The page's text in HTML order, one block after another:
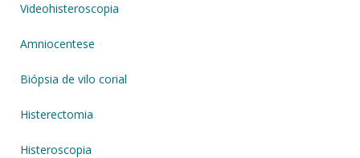
Videohisteroscopia
Amniocentese
Biópsia de vilo corial
Histerectomia
Histeroscopia